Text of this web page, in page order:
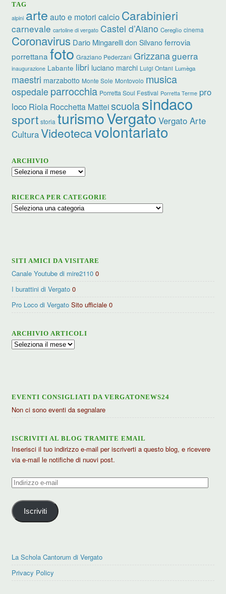
TAG
alpini arte auto e motori calcio Carabinieri
carnevale cartoline di vergato Castel d’Aiano Cereglio cinema
Coronavirus Dario Mingarelli don Silvano ferrovia
porrettana foto Graziano Pederzani Grizzanaguerra
inaugurazione Labante libri luciano marchi Luigi Ontani Lumèga
maestri marzabotto Monte Sole Montovolo musica
ospedale parrocchia Porretta Soul Festival Porretta Terme pro
loco Riola Rocchetta Matteiscuolasindaco
sport storia turismoVergato Vergato Arte
CulturaVideotecavolontariato
ARCHIVIO
Archivio
RICERCA PER CATEGORIE
Ricerca
SITI AMICI DA VISITARE
Canale Youtube di mire2110 0
I burattini di Vergato 0
Pro Loco di Vergato Sito ufficiale 0
ARCHIVIO ARTICOLI
Archivio
EVENTI CONSIGLIATI DA VERGATONEWS24
Non ci sono eventi da segnalare
ISCRIVITI AL BLOG TRAMITE EMAIL
Inserisci il tuo indirizzo e-mail per iscriverti a questo blog, e ricevere
via e-mail le notifiche di nuovi post.
Indirizzo
mail
Iscriviti
La Schola Cantorum di Vergato
Privacy Policy